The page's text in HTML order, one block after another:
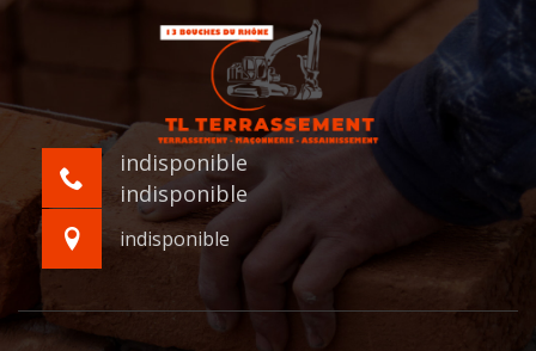
indisponible
indisponible
indisponible